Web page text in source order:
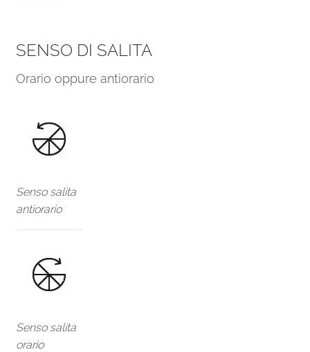
SENSO DI SALITA
Orario oppure antiorario
Senso salita
antiorario
Senso salita
orario